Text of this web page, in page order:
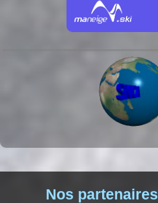
Nos partenaires